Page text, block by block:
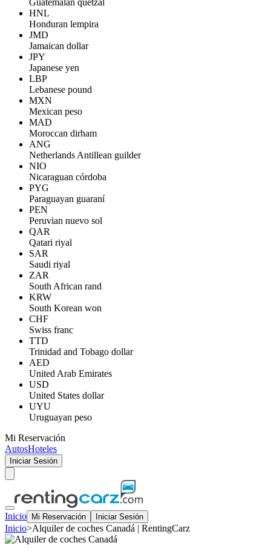
Guatemalan quetzal
HNL
Honduran lempira
JMD
Jamaican dollar
JPY
Japanese yen
LBP
Lebanese pound
MXN
Mexican peso
MAD
Moroccan dirham
ANG
Netherlands Antillean guilder
NIO
Nicaraguan córdoba
PYG
Paraguayan guaraní
PEN
Peruvian nuevo sol
QAR
Qatari riyal
SAR
Saudi riyal
ZAR
South African rand
KRW
South Korean won
CHF
Swiss franc
TTD
Trinidad and Tobago dollar
AED
United Arab Emirates
USD
United States dollar
UYU
Uruguayan peso
Mi Reservación
AutosHoteles
Iniciar Sesión
Inicio Mi Reservación Iniciar Sesión
Inicio>Alquiler de coches Canadá | RentingCarz